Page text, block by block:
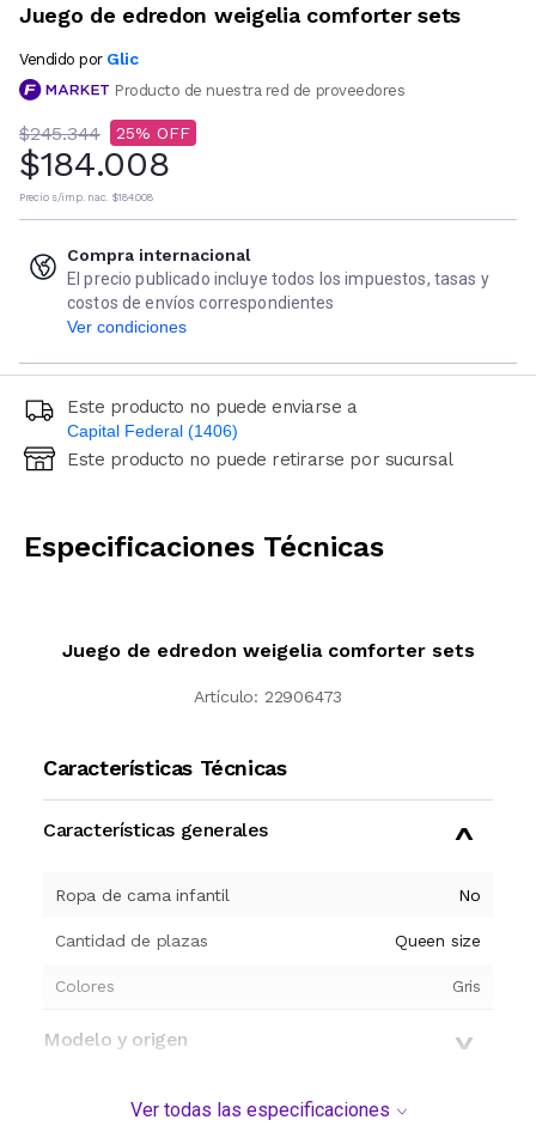
Juego de edredon weigelia comforter sets
Vendido por Glic
Producto de nuestra red de proveedores
$245.344 25
$184.008
Precio s/imp. nac. $184.008
Compra internacional
El precio publicado incluye todos los impuestos, tasas y
costos de envíos correspondientes
Ver condiciones
Este producto no puede enviarse a
Capital Federal (1406)
Ingresá código postal (sólo números)
Este producto no puede retirarse por sucursal
Especificaciones Técnicas
Juego de edredon weigelia comforter sets
Artículo: 22906473
Características Técnicas
Características generales
Ropa de cama infantil No
Cantidad de plazas Queen size
Colores Gris
Modelo y origen
Ver todas las especificaciones